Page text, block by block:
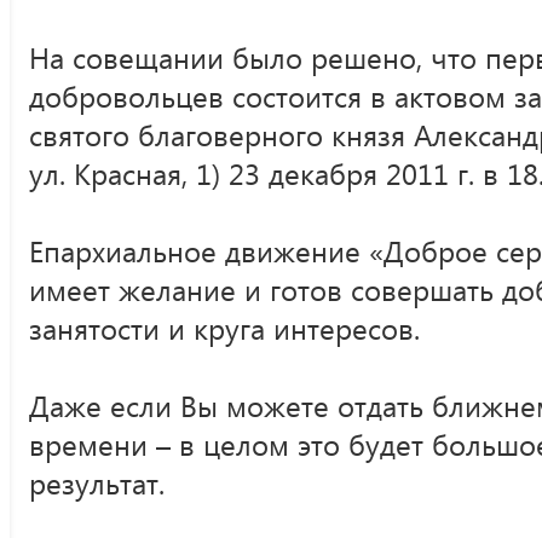
На совещании было решено, что
добровольцев состоится в актовом
святого благоверного князя
ул. Красная, 1) 23 декабря 2011 г. в
Епархиальное движение «Доброе
имеет желание и готов совершать
занятости и круга интересов.
Даже если Вы можете отдать
времени – в целом это будет
результат.